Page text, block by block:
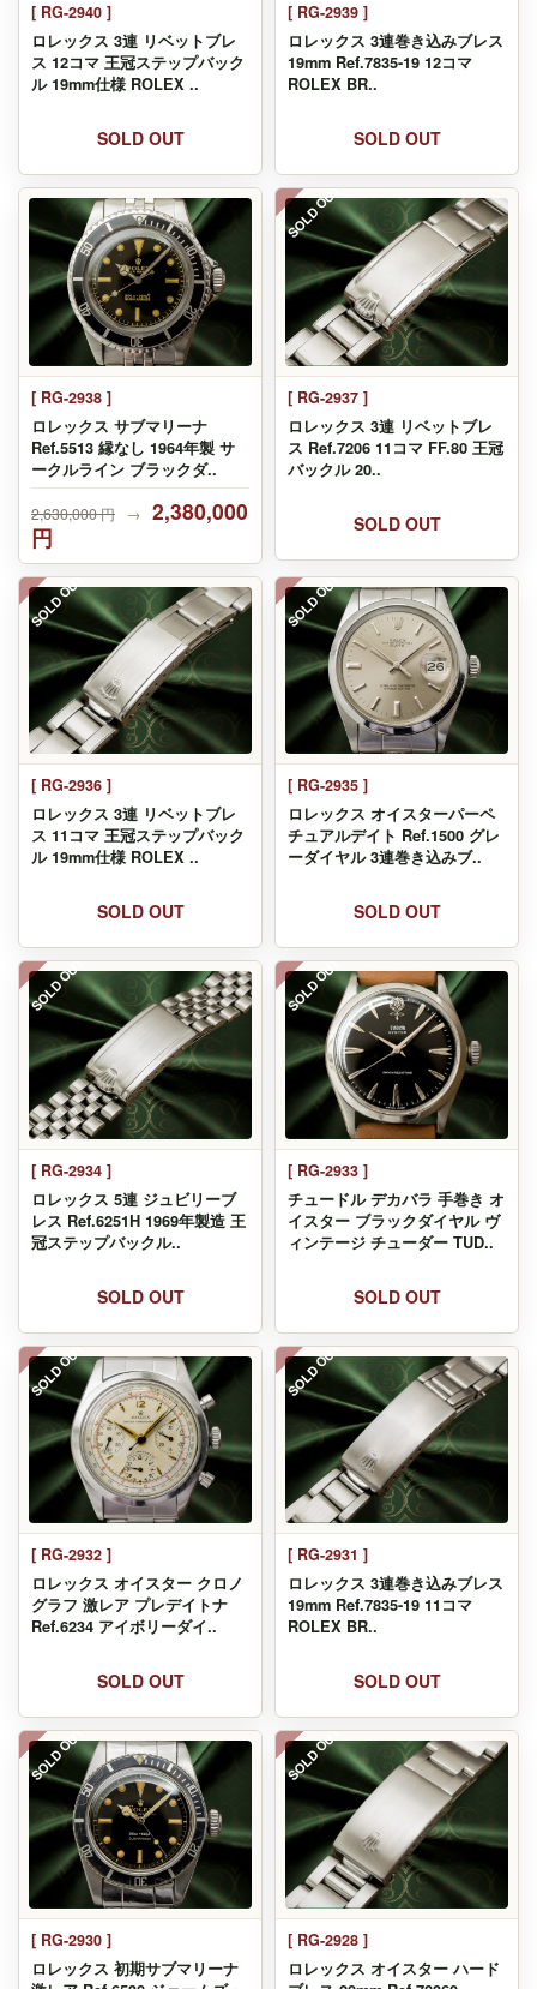
[ RG-2940 ]
ロレックス 3連 リベットブレ
ス 12コマ 王冠ステップバック
ル 19mm仕様 ROLEX ..
SOLD OUT
[ RG-2939 ]
ロレックス 3連巻き込みブレス
19mm Ref.7835-19 12コマ
ROLEX BR..
SOLD OUT
[ RG-2938 ]
ロレックス サブマリーナ
Ref.5513 縁なし 1964年製 サ
ークルライン ブラックダ..
2,630,000 円 → 2,380,000
円
SOLD OUT
[ RG-2937 ]
ロレックス 3連 リベットブレ
ス Ref.7206 11コマ FF.80 王冠
バックル 20..
SOLD OUT
SOLD OUT
[ RG-2936 ]
ロレックス 3連 リベットブレ
ス 11コマ 王冠ステップバック
ル 19mm仕様 ROLEX ..
SOLD OUT
SOLD OUT
[ RG-2935 ]
ロレックス オイスターパーペ
チュアルデイト Ref.1500 グレ
ーダイヤル 3連巻き込みブ..
SOLD OUT
SOLD OUT
[ RG-2934 ]
ロレックス 5連 ジュビリーブ
レス Ref.6251H 1969年製造 王
冠ステップバックル..
SOLD OUT
SOLD OUT
[ RG-2933 ]
チュードル デカバラ 手巻き オ
イスター ブラックダイヤル ヴ
ィンテージ チューダー TUD..
SOLD OUT
SOLD OUT
[ RG-2932 ]
ロレックス オイスター クロノ
グラフ 激レア プレデイトナ
Ref.6234 アイボリーダイ..
SOLD OUT
SOLD OUT
[ RG-2931 ]
ロレックス 3連巻き込みブレス
19mm Ref.7835-19 11コマ
ROLEX BR..
SOLD OUT
SOLD OUT
[ RG-2930 ]
ロレックス 初期サブマリーナ
SOLD OUT
[ RG-2928 ]
ロレックス オイスター ハード